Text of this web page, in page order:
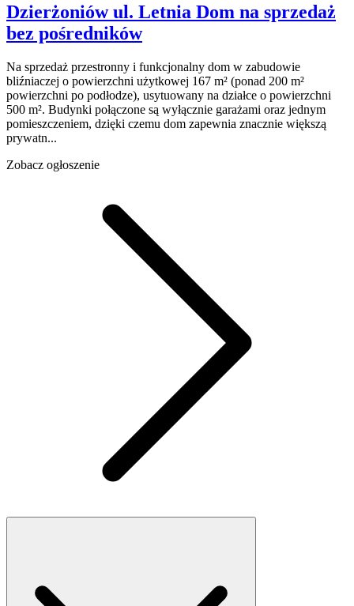
Dzierżoniówul. Letnia Dom na sprzedaż
bez pośredników
Na sprzedaż przestronny i funkcjonalny dom w zabudowie
bliźniaczej o powierzchni użytkowej 167 m² (ponad 200 m²
powierzchni po podłodze), usytuowany na działce o powierzchni
500 m². Budynki połączone są wyłącznie garażami oraz jednym
pomieszczeniem, dzięki czemu dom zapewnia znacznie większą
prywatn...
Zobacz ogłoszenie